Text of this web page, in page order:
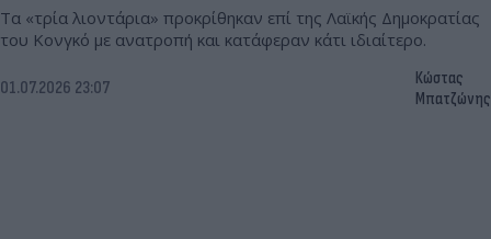
Τα «τρία λιοντάρια» προκρίθηκαν επί της Λαϊκής Δημοκρατίας
του Κονγκό με ανατροπή και κατάφεραν κάτι ιδιαίτερο.
01.07.2026 23:07
Κώστας
Μπατζώνης